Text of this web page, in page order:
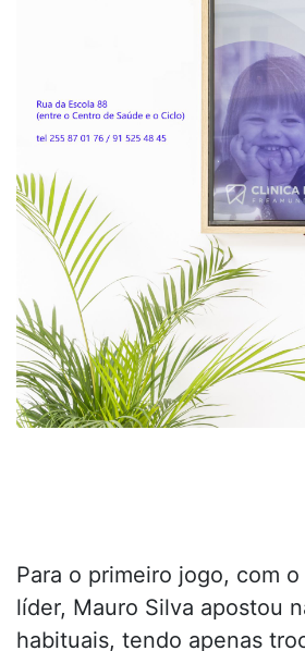
Para o primeiro jogo, com
líder, Mauro Silva apostou
habituais, tendo apenas